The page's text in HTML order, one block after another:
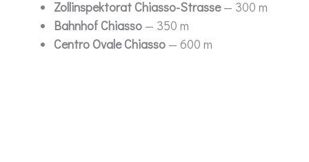
Zollinspektorat Chiasso-Strasse— 300 m
Bahnhof Chiasso — 350 m
Centro Ovale Chiasso — 600 m